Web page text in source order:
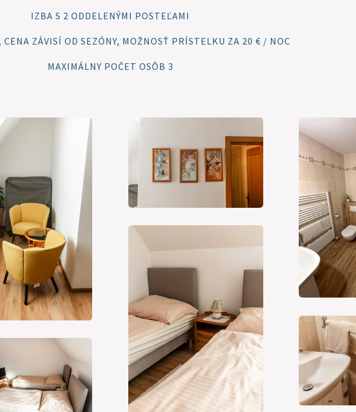
IZBA S 2 ODDELENÝMI POSTEĽAMI
ZÁVISÍ OD SEZÓNY, MOŽNOSŤ PRÍSTELKU ZA 20 € / NOC
MAXIMÁLNY POČET OSÔB 3